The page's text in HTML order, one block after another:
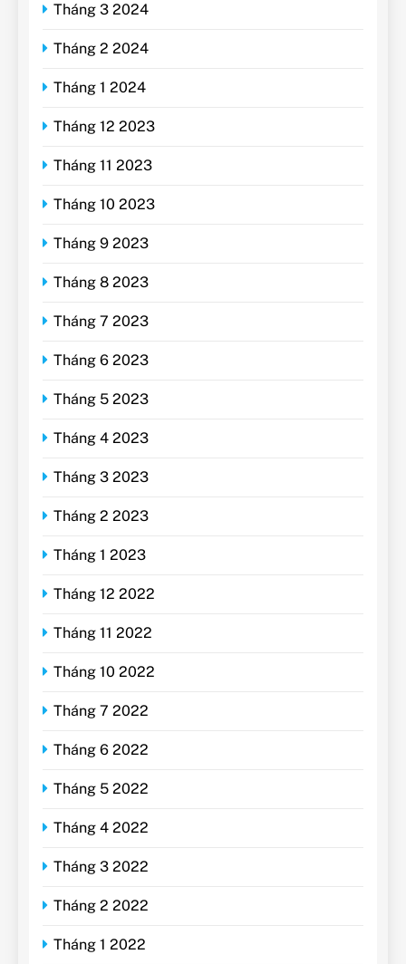
Tháng 3 2024
Tháng 2 2024
Tháng 1 2024
Tháng 12 2023
Tháng 11 2023
Tháng 10 2023
Tháng 9 2023
Tháng 8 2023
Tháng 7 2023
Tháng 6 2023
Tháng 5 2023
Tháng 4 2023
Tháng 3 2023
Tháng 2 2023
Tháng 1 2023
Tháng 12 2022
Tháng 11 2022
Tháng 10 2022
Tháng 7 2022
Tháng 6 2022
Tháng 5 2022
Tháng 4 2022
Tháng 3 2022
Tháng 2 2022
Tháng 1 2022